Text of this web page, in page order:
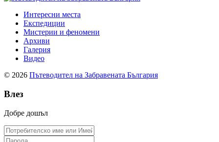
Интересни места
Експедиции
Мистерии и феномени
Архиви
Галерия
Видео
© 2026 Пътеводител на Забравената България
Влез
Добре дошъл